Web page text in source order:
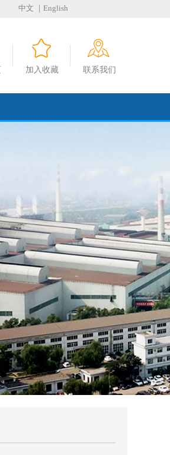
中文 ｜English
加入收藏 联系我们